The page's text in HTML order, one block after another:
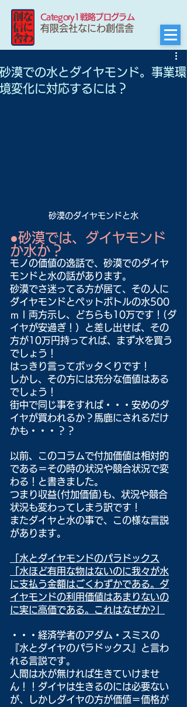
Category1戦略プログラム
有限会社なにわ創信舎
砂漠での水とダイヤモンド。事業環
境変化に対応するには？
砂漠のダイヤモンドと水
●砂漠では、ダイヤモンド
か水か？
モノの価値の逸話で、砂漠でのダイヤ
モンドと水の話があります。
砂漠でさ迷ってる方が居て、その人に
ダイヤモンドとペットボトルの水500
ｍｌ両方示し、どちらも10万です！(ダ
イヤが安過ぎ！）と差し出せば、その
方が10万円持ってれば、まず水を買う
でしょう！
はっきり言ってボッタくりです！
しかし、その方には充分な価値はある
でしょう！
街中で同じ事をすれば・・・安めのダ
イヤが買われるか？馬鹿にされるだけ
かも・・・？？
以前、このコラムで付加価値は相対的
である＝その時の状況や競合状況で変
わる！と書きました。
つまり収益(付加価値)も、状況や競合
状況も変わってしまう訳です！
またダイヤと水の事で、この様な言説
があります。
「水とダイヤモンドのパラドックス
「水ほど有用な物はないのに我々が水
に支払う金額はごくわずかである。ダ
イヤモンドの利用価値はあまりないの
に実に高価である。これはなぜか?」
・・・経済学者のアダム・スミスの
『水とダイヤのパラドックス』と言わ
れる言説です。
人間は水が無ければ生きていけませ
ん！！ダイヤは生きるのには必要ない
が、しかしダイヤの方が価値＝価格が